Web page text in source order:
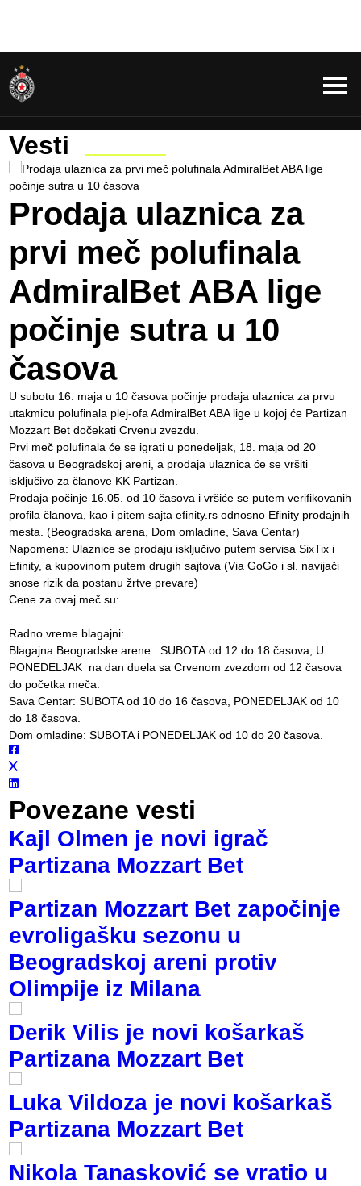
Vesti
Prodaja ulaznica za
prvi meč polufinala
AdmiralBet ABA lige
počinje sutra u 10
časova
U subotu 16. maja u 10 časova počinje prodaja ulaznica za prvu
utakmicu polufinala plej-ofa AdmiralBet ABA lige u kojoj će Partizan
Mozzart Bet dočekati Crvenu zvezdu.
Prvi meč polufinala će se igrati u ponedeljak, 18. maja od 20
časova u Beogradskoj areni, a prodaja ulaznica će se vršiti
isključivo za članove KK Partizan.
Prodaja počinje 16.05. od 10 časova i vršiće se putem verifikovanih
profila članova, kao i pitem sajta efinity.rs odnosno Efinity prodajnih
mesta. (Beogradska arena, Dom omladine, Sava Centar)
Napomena: Ulaznice se prodaju isključivo putem servisa SixTix i
Efinity, a kupovinom putem drugih sajtova (Via GoGo i sl. navijači
snose rizik da postanu žrtve prevare)
Cene za ovaj meč su:
Radno vreme blagajni:
Blagajna Beogradske arene: SUBOTA od 12 do 18 časova, U
PONEDELJAK na dan duela sa Crvenom zvezdom od 12 časova
do početka meča.
Sava Centar: SUBOTA od 10 do 16 časova, PONEDELJAK od 10
do 18 časova.
Dom omladine: SUBOTA i PONEDELJAK od 10 do 20 časova.
Povezane vesti
Kajl Olmen je novi igrač
Partizana Mozzart Bet
Partizan Mozzart Bet započinje
evroligašku sezonu u
Beogradskoj areni protiv
Olimpije iz Milana
Derik Vilis je novi košarkaš
Partizana Mozzart Bet
Luka Vildoza je novi košarkaš
Partizana Mozzart Bet
Nikola Tanasković se vratio u